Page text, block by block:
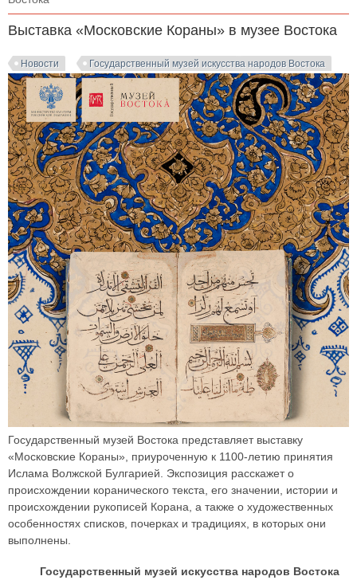
Выставка «Московские Кораны» в музее Востока
Новости Государственный музей искусства народов Востока
Государственный музей Востока представляет выставку
«Московские Кораны», приуроченную к 1100-летию принятия
Ислама Волжской Булгарией. Экспозиция расскажет о
происхождении коранического текста, его значении, истории и
происхождении рукописей Корана, а также о художественных
особенностях списков, почерках и традициях, в которых они
выполнены.
Государственный музей искусства народов Востока